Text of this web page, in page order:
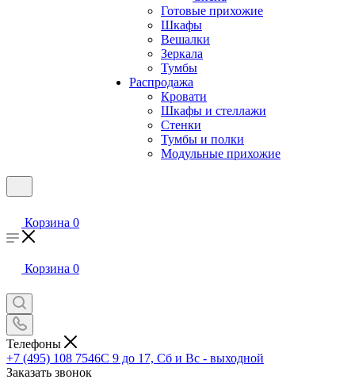
Готовые прихожие
Шкафы
Вешалки
Зеркала
Тумбы
Распродажа
Кровати
Шкафы и стеллажи
Стенки
Тумбы и полки
Модульные прихожие
Корзина 0
Корзина 0
Телефоны
+7 (495) 108 7546С 9 до 17, Сб и Вс - выходной
Заказать звонок